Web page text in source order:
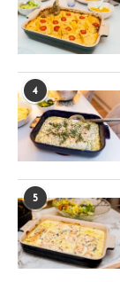
4
5